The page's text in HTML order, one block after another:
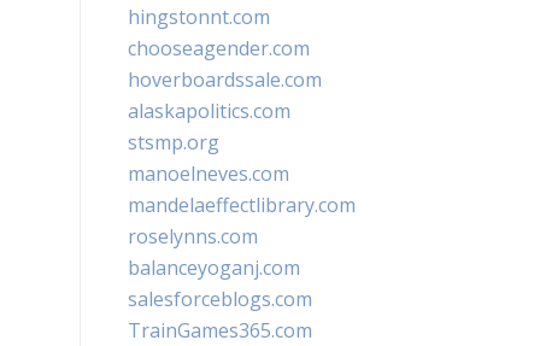
hingstonnt.com
chooseagender.com
hoverboardssale.com
alaskapolitics.com
stsmp.org
manoelneves.com
mandelaeffectlibrary.com
roselynns.com
balanceyoganj.com
salesforceblogs.com
TrainGames365.com